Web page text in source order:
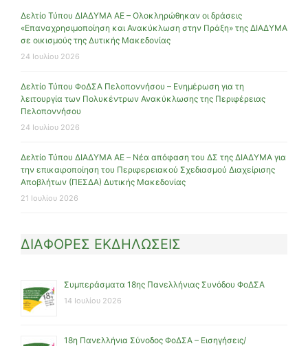
Δελτίο Τύπου ΔΙΑΔΥΜΑ ΑΕ – Ολοκληρώθηκαν οι δράσεις
«Επαναχρησιμοποίηση και Ανακύκλωση στην Πράξη» της ΔΙΑΔΥΜΑ
σε οικισμούς της Δυτικής Μακεδονίας
24 Ιουλίου 2026
Δελτίο Τύπου ΦοΔΣΑ Πελοποννήσου – Ενημέρωση για τη
λειτουργία των Πολυκέντρων Ανακύκλωσης της Περιφέρειας
Πελοποννήσου
24 Ιουλίου 2026
Δελτίο Τύπου ΔΙΑΔΥΜΑ ΑΕ – Νέα απόφαση του ΔΣ της ΔΙΑΔΥΜΑ για
την επικαιροποίηση του Περιφερειακού Σχεδιασμού Διαχείρισης
Αποβλήτων (ΠΕΣΔΑ) Δυτικής Μακεδονίας
21 Ιουλίου 2026
ΔΙΑΦΟΡΕΣ ΕΚΔΗΛΩΣΕΙΣ
Συμπεράσματα 18ης Πανελλήνιας Συνόδου ΦοΔΣΑ
14 Ιουλίου 2026
18η Πανελλήνια Σύνοδος ΦοΔΣΑ – Εισηγήσεις/